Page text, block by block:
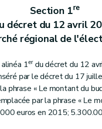
Section 1re
décret du 12 avril
régional de
1erdu décret du 12
par le décret du 17
phrase « Le montant du
par la phrase « Le
euros en 2015;